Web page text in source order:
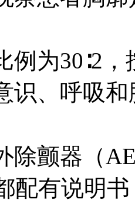
例为30∶2
识、呼吸和
除颤器（
配有说明